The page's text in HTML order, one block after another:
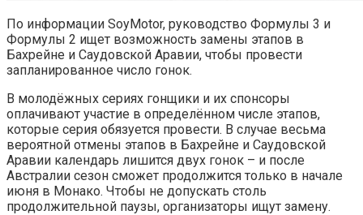
По информации SoyMotor, руководство Формулы 3 и
Формулы 2 ищет возможность замены этапов в
Бахрейне и Саудовской Аравии, чтобы провести
запланированное число гонок.
В молодёжных сериях гонщики и их спонсоры
оплачивают участие в определённом числе этапов,
которые серия обязуется провести. В случае весьма
вероятной отмены этапов в Бахрейне и Саудовской
Аравии календарь лишится двух гонок – и после
Австралии сезон сможет продолжится только в начале
июня в Монако. Чтобы не допускать столь
продолжительной паузы, организаторы ищут замену.